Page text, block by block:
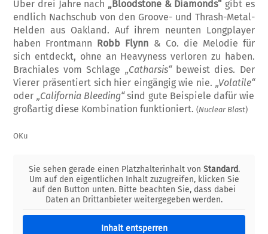
Über drei Jahre nach „Bloodstone & Dia­monds“ gibt es
endlich Nachschub von den Groove- und Thrash-Metal-
Helden aus Oak­land. Auf ihrem neunten Longplayer
haben Front­mann Robb Flynn & Co. die Melodie für
sich entdeckt, ohne an Heavyness ver­loren zu haben.
Brachiales vom Schlage „Ca­­th­ar­sis“­beweist dies. Der
Vierer prä­sentiert sich hier eingängig wie nie. „Vo­latile“
oder „Cali­fornia Bleeding“sind gute Beispiele dafür wie
großartig diese Kombi­na­tion funktio­niert.(Nuclear Blast)
OKu
Sie sehen gerade einen Platzhalterinhalt von Standard.
Um auf den eigentlichen Inhalt zuzugreifen, klicken Sie
auf den Button unten. Bitte beachten Sie, dass dabei
Daten an Drittanbieter weitergegeben werden.
Inhalt entsperren